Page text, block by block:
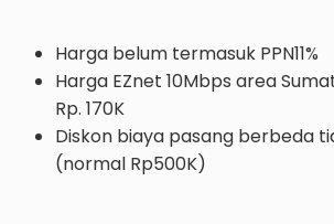
Harga belum termasuk PPN11%
Harga EZnet 10Mbps area
Rp. 170K
Diskon biaya pasang berbeda
(normal Rp500K)